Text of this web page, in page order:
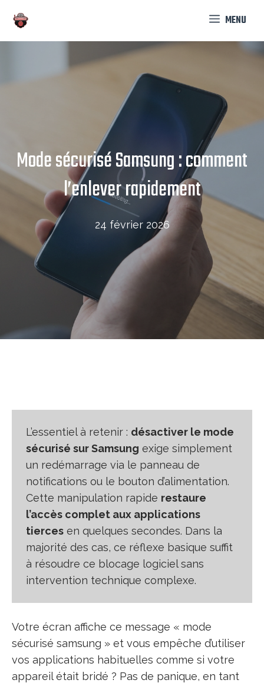
contenu
MENU
Mode sécurisé Samsung : comment
l’enlever rapidement
24 février 2026
L’essentiel à retenir : désactiver le mode
sécurisé sur Samsung exige simplement
un redémarrage via le panneau de
notifications ou le bouton d’alimentation.
Cette manipulation rapide restaure
l’accès complet aux applications
tierces en quelques secondes. Dans la
majorité des cas, ce réflexe basique suffit
à résoudre ce blocage logiciel sans
intervention technique complexe.
Votre écran affiche ce message « mode
sécurisé samsung » et vous empêche d’utiliser
vos applications habituelles comme si votre
appareil était bridé ? Pas de panique, en tant